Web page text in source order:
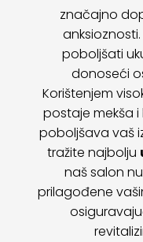
značajno
poboljšati
donoseći
Korištenjem
postaje mekša
poboljšava vaš
tražite najbolju
naš salon
prilagođene